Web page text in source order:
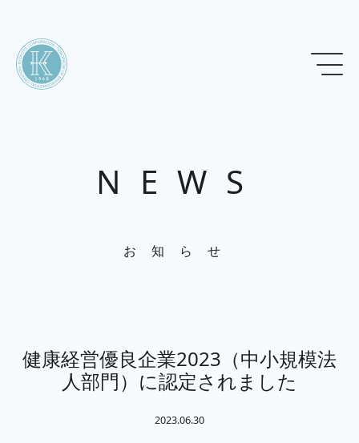
NEWS
お知らせ
健康経営優良企業2023（中小規模法
人部門）に認定されました
2023.06.30